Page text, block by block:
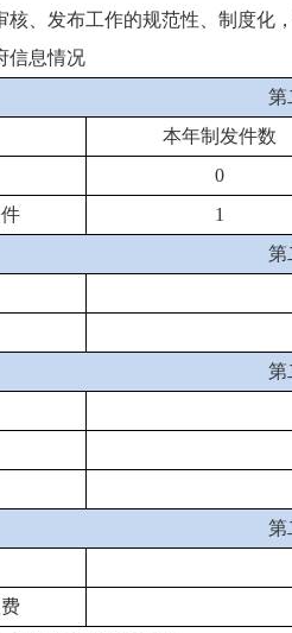
核、发布工作的规范性、制度化
信息情况
第
本年制发件数
0
1
第
第
第